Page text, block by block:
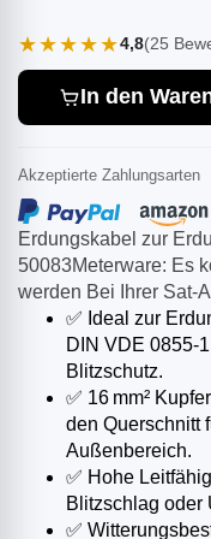
Erdungskabel zur
50083Meterware: Es
werden Bei Ihrer Sat-
✅ Ideal zur
DIN VDE 0855-
Blitzschutz.
✅ 16 mm²
den Querschnitt
Außenbereich.
✅ Hohe
Blitzschlag oder
✅
★★★★★4,8(25
In den
Akzeptierte Zahlungsarten